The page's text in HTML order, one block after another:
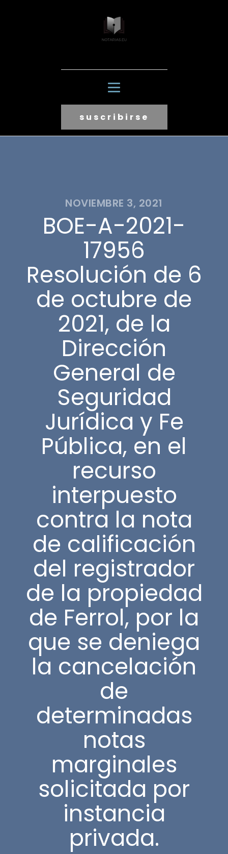
suscribirse
NOVIEMBRE 3, 2021
BOE-A-2021-
17956
Resolución de 6
de octubre de
2021, de la
Dirección
General de
Seguridad
Jurídica y Fe
Pública, en el
recurso
interpuesto
contra la nota
de calificación
del registrador
de la propiedad
de Ferrol, por la
que se deniega
la cancelación
de
determinadas
notas
marginales
solicitada por
instancia
privada.